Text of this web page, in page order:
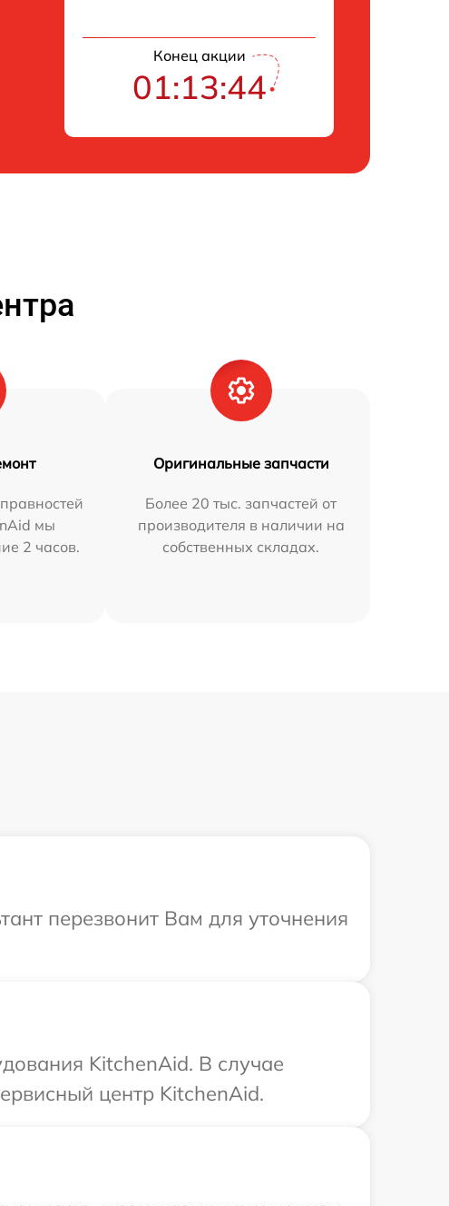
Конец акции
01:13:43
мы
2 часов.
Оригинальные запчасти
Более 20 тыс. запчастей от
производителя в наличии на
собственных складах.
перезвонит Вам для уточнения
KitchenAid. В случае
центр KitchenAid.